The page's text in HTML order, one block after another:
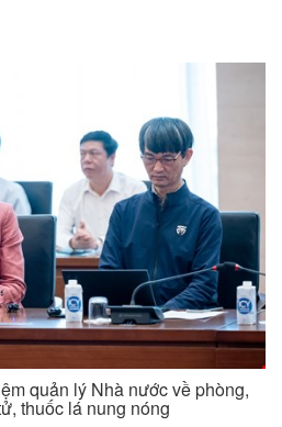
quản lý Nhà nước về phòng,
thuốc lá nung nóng